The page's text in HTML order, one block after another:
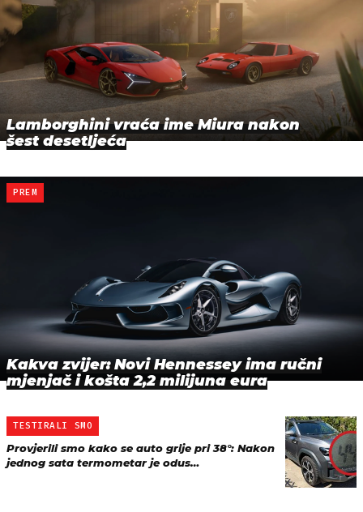
Lamborghini vraća ime Miura nakon
šest desetljeća
PREM
Kakva zvijer: Novi Hennessey ima ručni
mjenjač i košta 2,2 milijuna eura
TESTIRALI SMO
Provjerili smo kako se auto grije pri 38°: Nakon
jednog sata termometar je odus…